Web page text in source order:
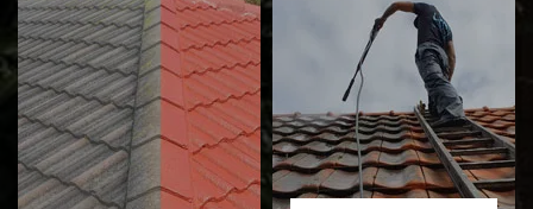
Nettoyage et
ravalement de
façade 31
Isolation toiture 31